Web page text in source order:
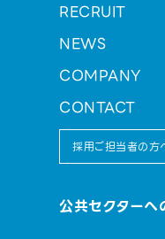
RECRUIT
NEWS
COMPANY
CONTACT
採用ご担当者の方
公共セクターへ